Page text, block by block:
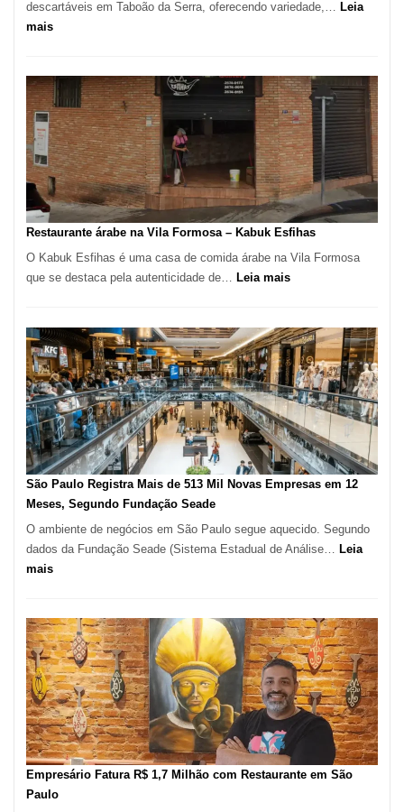
descartáveis em Taboão da Serra, oferecendo variedade,… Leia
mais:
Embalagens
e
Descartáveis
no
Taboão
da
Serra
SP
Restaurante árabe na Vila Formosa – Kabuk Esfihas
O Kabuk Esfihas é uma casa de comida árabe na Vila Formosa
que se destaca pela autenticidade de… Leia mais:
na
Vila
Formosa
–
Kabuk
Esfihas
São Paulo Registra Mais de 513 Mil Novas Empresas em 12
Meses, Segundo Fundação Seade
O ambiente de negócios em São Paulo segue aquecido. Segundo
dados da Fundação Seade (Sistema Estadual de Análise… Leia
mais:
Registra
Mais
de
513
Mil
Novas
Empresas
em
Empresário Fatura R$ 1,7 Milhão com Restaurante em São
Paulo